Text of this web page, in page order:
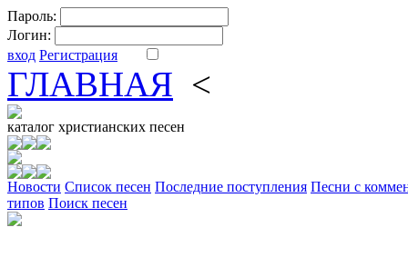
Пароль:
Логин:
вход Регистрация
ГЛАВНАЯ <
каталог христианских песен
Новости Cписок песен Последние поступления Песни с
типов Поиск песен